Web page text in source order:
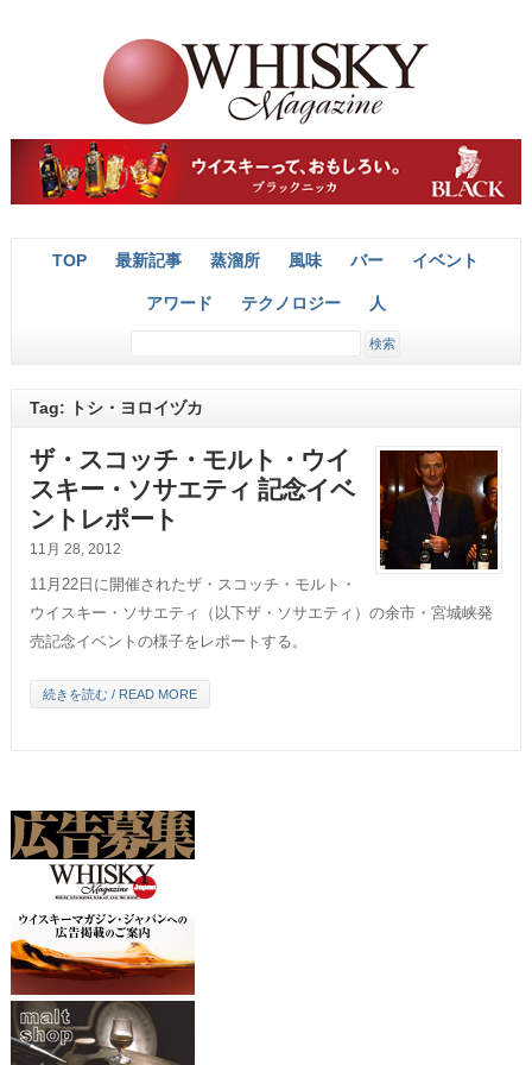
TOP 最新記事 蒸溜所 風味 バー イベント
アワード テクノロジー 人
Tag: トシ・ヨロイヅカ
ザ・スコッチ・モルト・ウイ
スキー・ソサエティ 記念イベ
ントレポート
11月 28, 2012
11月22日に開催されたザ・スコッチ・モルト・
ウイスキー・ソサエティ（以下ザ・ソサエティ）の余市・宮城峡発
売記念イベントの様子をレポートする。
続きを読む / READ MORE